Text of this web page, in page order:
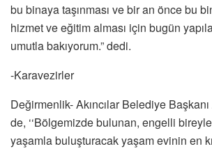
bu binaya taşınması ve bir an önce bu
hizmet ve eğitim alması için bugün
umutla bakıyorum.” dedi.
-Karavezirler
Değirmenlik- Akıncılar Belediye
de, ‘‘Bölgemizde bulunan, engelli
yaşamla buluşturacak yaşam evinin en